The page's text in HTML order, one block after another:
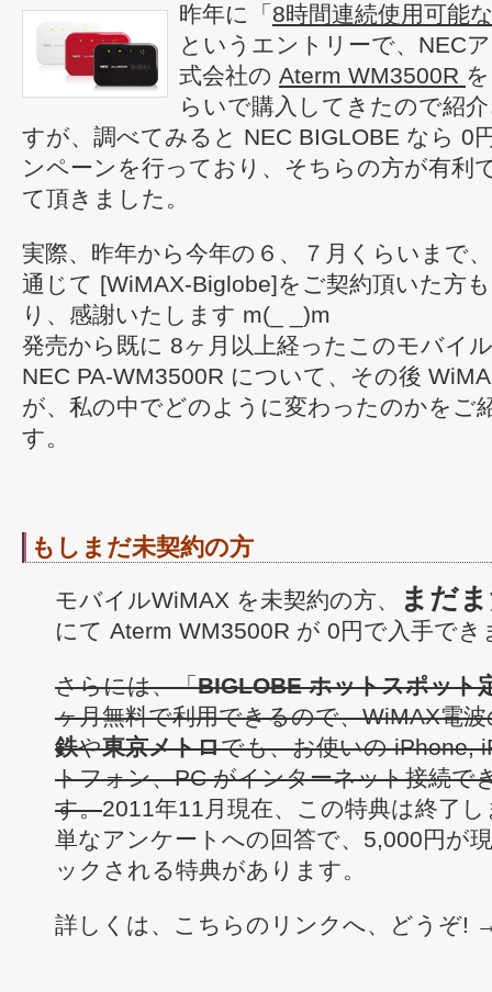
昨年に「 8時間連続使用可能
というエントリーで、NEC
式会社の Aterm WM3500R
らいで購入してきたので紹
すが、調べてみると NEC BIGLOBE なら 0
ンペーンを行っており、そちらの方が有利
て頂きました。
実際、昨年から今年の６、７月くらいまで
通じて [WiMAX-Biglobe]をご契約頂いた方
り、感謝いたします m(_ _)m
発売から既に 8ヶ月以上経ったこのモバイ
NEC PA-WM3500R について、その後
が、私の中でどのように変わったのかをご
す。
もしまだ未契約の方
モバイルWiMAX を未契約の方、 まだ
にて Aterm WM3500R が 0円で入手でき
さらには、「BIGLOBE ホットスポット
ヶ月無料で利用できるので、WiMAX電
鉄や東京メトロでも、お使いの iPhone,
トフォン、PC がインターネット接続で
す。2011年11月現在、この特典は終了
単なアンケートへの回答で、5,000円が
ックされる特典があります。
詳しくは、こちらのリンクへ、どうぞ!